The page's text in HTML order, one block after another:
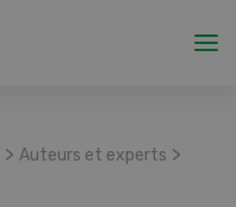
> Auteurs et experts >